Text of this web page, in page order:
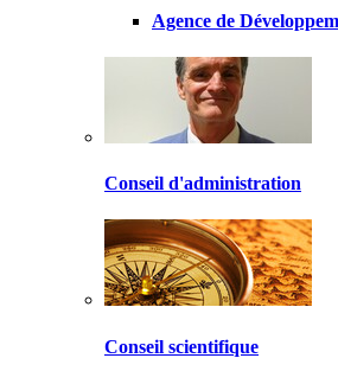
Agence de
Conseil d'administration
Conseil scientifique